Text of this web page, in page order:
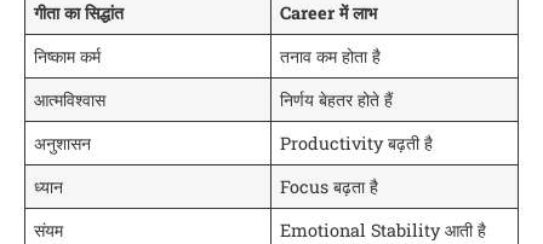
गीता का सिद्धांत
Career में लाभ
निष्काम कर्म
तनाव कम होता है
आत्मविश्वास
निर्णय बेहतर होते हैं
अनुशासन
Productivity बढ़ती है
ध्यान
Focus बढ़ता है
संयम
Emotional Stability आती है